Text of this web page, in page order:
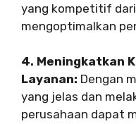
yang kompetitif
mengoptimalkan
4. Meningkatkan
Layanan: Dengan
yang jelas dan
perusahaan dapat